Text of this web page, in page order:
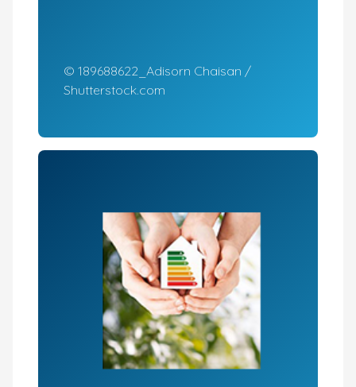
© 189688622_Adisorn Chaisan /
Shutterstock.com